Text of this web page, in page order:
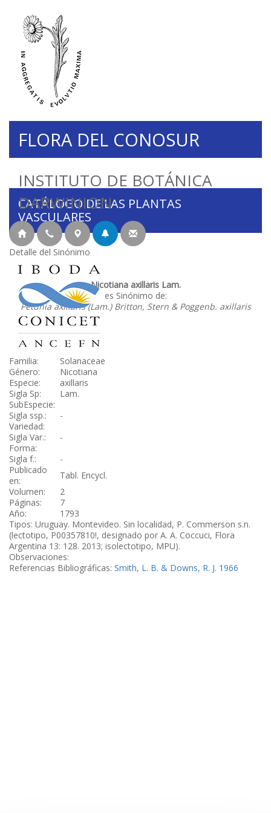
INSTITUTO DE BOTÁNICA
DARWINION
FLORA DEL CONOSUR
CATÁLOGO DE LAS PLANTAS
VASCULARES
Detalle del Sinónimo
Nicotiana axillaris Lam.
es Sinónimo de:
Petunia axillaris (Lam.) Britton, Stern & Poggenb. axillaris
Familia:
Solanaceae
Género:
Nicotiana
Especie:
axillaris
Sigla Sp:
Lam.
SubEspecie:
Sigla ssp.:
-
Variedad:
Sigla Var.:
-
Forma:
Sigla f.:
-
Publicado
en:
Tabl. Encycl.
Volumen:
2
Páginas:
7
Año:
1793
Tipos: Uruguay. Montevideo. Sin localidad, P. Commerson s.n.
(lectotipo, P00357810!, designado por A. A. Coccuci, Flora
Argentina 13: 128. 2013; isolectotipo, MPU).
Observaciones:
Referencias Bibliográficas: Smith, L. B. & Downs, R. J. 1966